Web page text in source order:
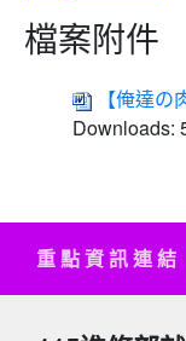
檔案附件
【俺達
Downloads:
重 點 資 訊 連 結